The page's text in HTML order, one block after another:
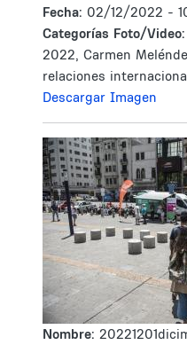
Fecha: 02/12/2022 -
Categorías Foto/Video:
2022, Carmen
relaciones
Descargar Imagen
Nombre: